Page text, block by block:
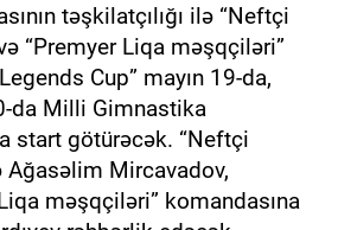
təşkilatçılığı ilə “Neftçi
“Premyer Liqa məşqçiləri”
Cup” mayın 19-da,
da Milli Gimnastika
start götürəcək. “Neftçi
Ağasəlim Mircavadov,
məşqçiləri” komandasına